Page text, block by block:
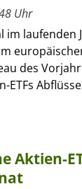
Uhr
im laufenden
des
ETFs
Aktien-